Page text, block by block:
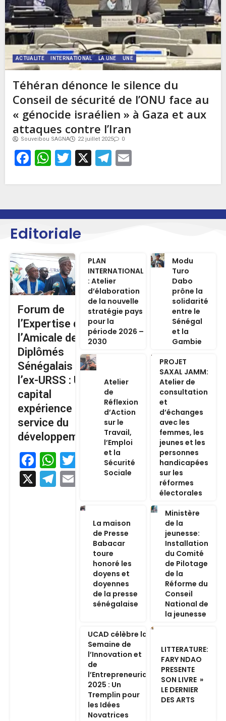
ACTUALITE INTERNATIONAL LA UNE UNE
Téhéran dénonce le silence du
Conseil de sécurité de l’ONU face au
« génocide israélien » à Gaza et aux
attaques contre l’Iran
Souveibou SAGNA 22 juillet 2025 0
Facebook
WhatsApp
Twitter
X Telegram
Editoriale
Forum de
l’Expertise de
l’Amicale des
Diplômés
Sénégalais de
l’ex-URSS : Un
capital
expérience au
service du
développement
Facebook
WhatsApp
Twitter
X
Telegram
Email
PLAN
INTERNATIONAL
: Atelier
d’élaboration
de la nouvelle
stratégie pays
pour la
période 2026 –
2030
Modu
Turo
Dabo
prône la
solidarité
entre le
Sénégal
et la
Gambie
Atelier
de
Réflexion
d’Action
sur le
Travail,
l’Emploi
et la
Sécurité
Sociale
PROJET
SAXAL JAMM:
Atelier de
consultation
et
d’échanges
avec les
femmes, les
jeunes et les
personnes
handicapées
sur les
réformes
électorales
La maison
de Presse
Babacar
toure
honoré les
doyens et
doyennes
de la presse
sénégalaise
Ministère
de la
jeunesse:
Installation
du Comité
de Pilotage
de la
Réforme du
Conseil
National de
la jeunesse
UCAD célèbre la
Semaine de
l’Innovation et
de
l’Entrepreneuriat
2025 : Un
Tremplin pour
les Idées
Novatrices
LITTERATURE:
FARY NDAO
PRESENTE
SON LIVRE »
LE DERNIER
DES ARTS